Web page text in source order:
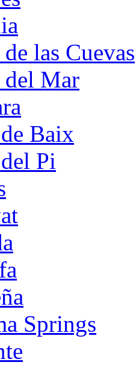
las Cuevas
del Mar
Baix
Pi
Springs